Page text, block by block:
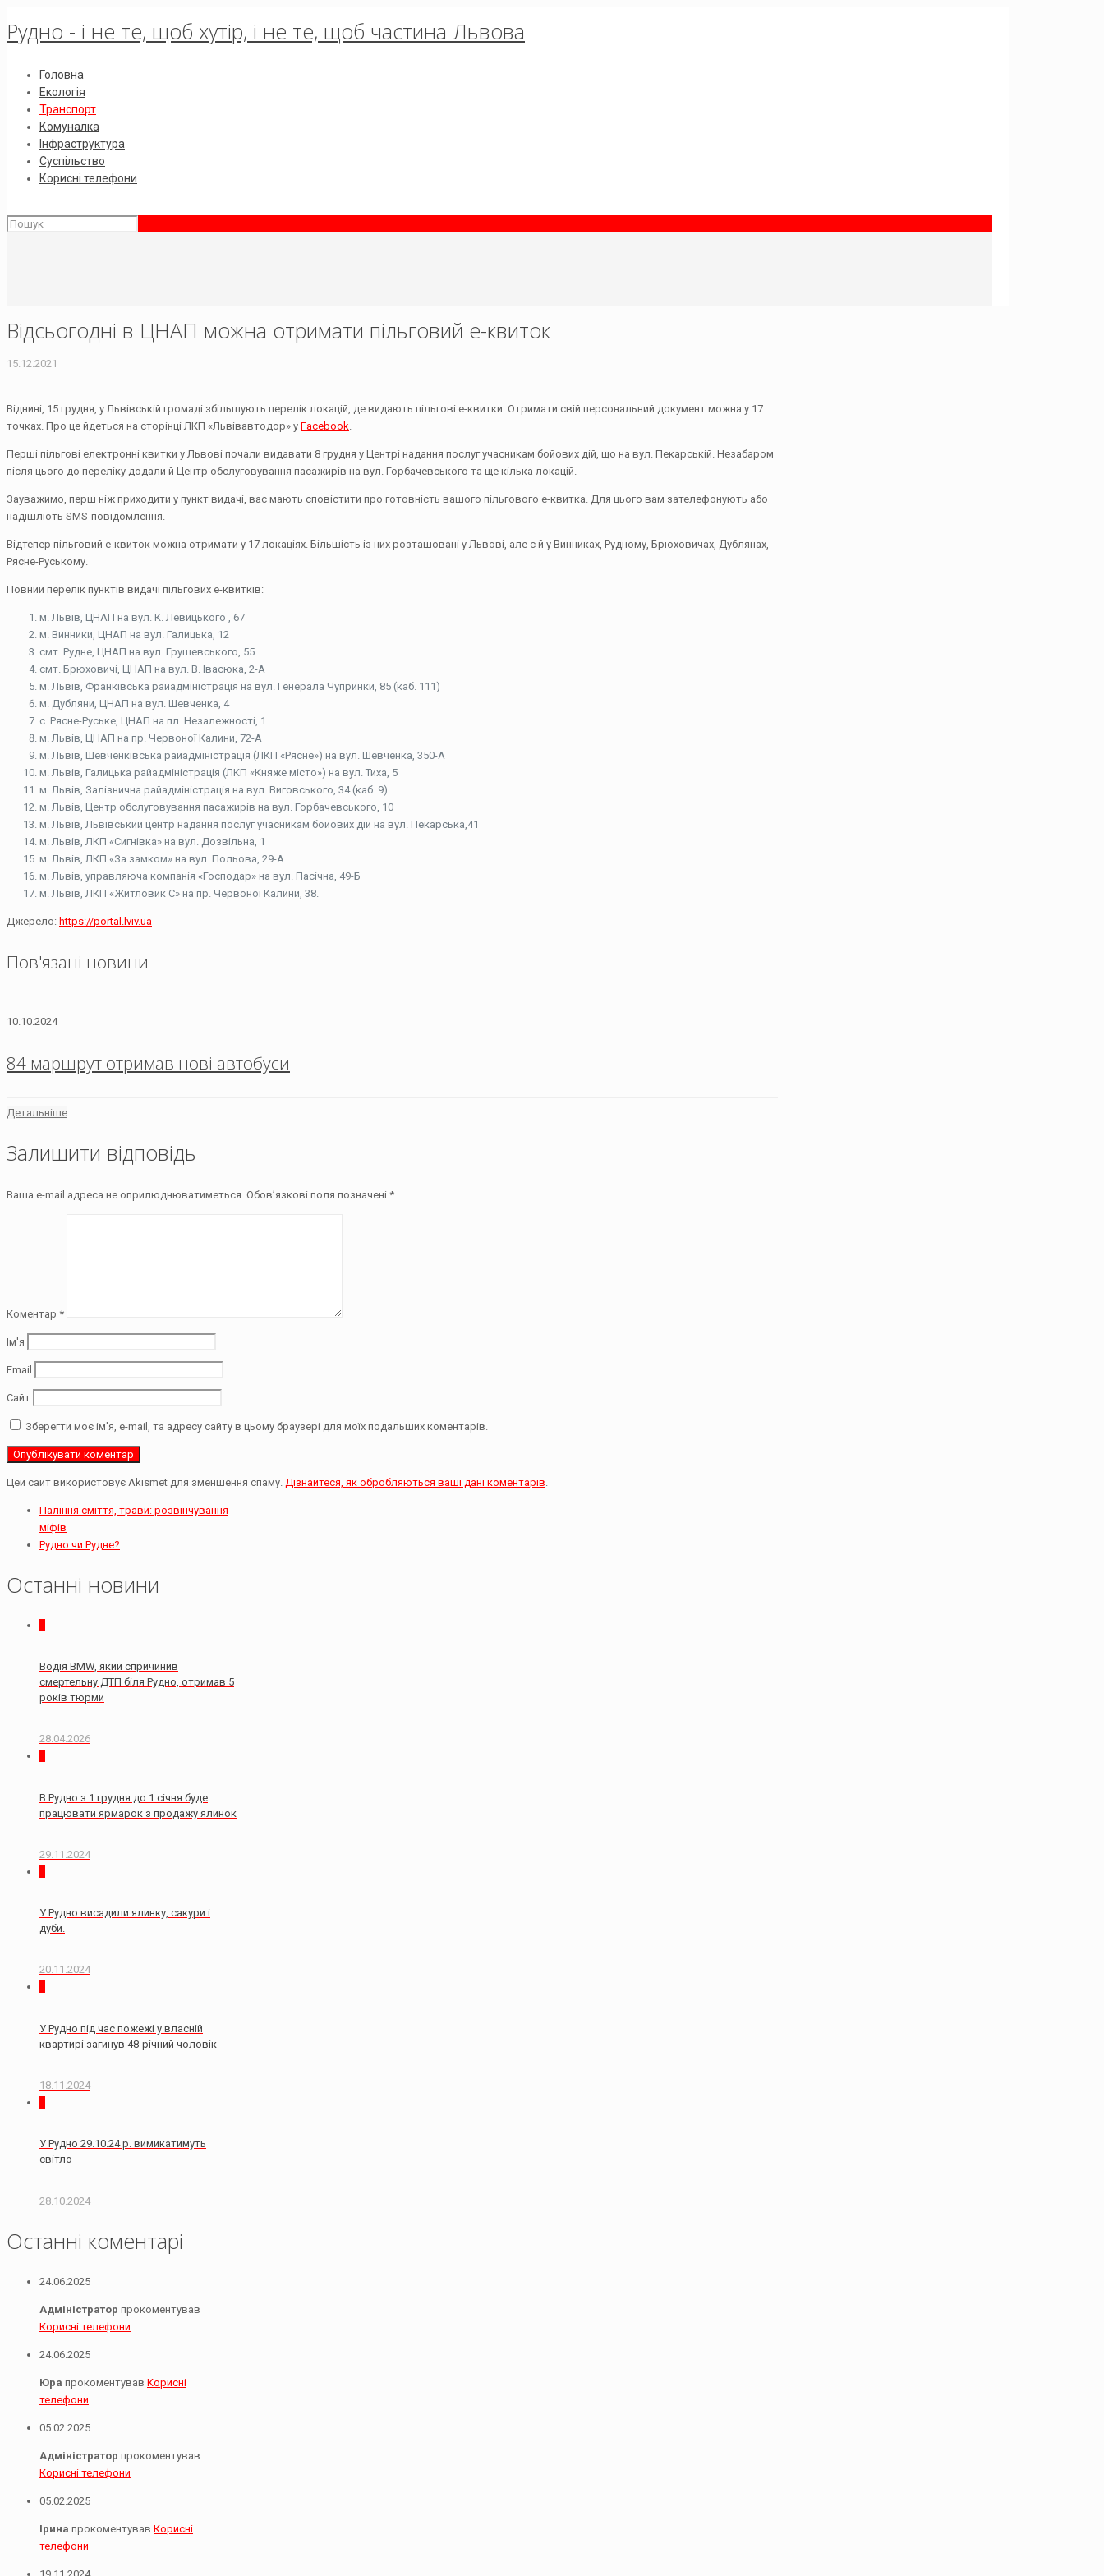
Рудно - і не те, щоб хутір, і не те, щоб частина Львова
Головна
Екологія
Транспорт
Комуналка
Інфраструктура
Суспільство
Корисні телефони
Відсьогодні в ЦНАП можна отримати пільговий е-квиток
15.12.2021
Віднині, 15 грудня, у Львівській громаді збільшують перелік локацій, де видають пільгові е-квитки. Отримати свій персональний документ можна у 17
точках. Про це йдеться на сторінці ЛКП «Львівавтодор» у Facebook
Перші пільгові електронні квитки у Львові почали видавати 8 грудня у Центрі надання послуг учасникам бойових дій, що на вул. Пекарській. Незабаром
після цього до переліку додали й Центр обслуговування пасажирів на вул. Горбачевського та ще кілька локацій.
Зауважимо, перш ніж приходити у пункт видачі, вас мають сповістити про готовність вашого пільгового е-квитка. Для цього вам зателефонують або
надішлють SMS-повідомлення.
Відтепер пільговий е-квиток можна отримати у 17 локаціях. Більшість із них розташовані у Львові, але є й у Винниках, Рудному, Брюховичах, Дублянах,
Рясне-Руському.
Повний перелік пунктів видачі пільгових е-квитків:
м. Львів, ЦНАП на вул. К. Левицького , 67
м. Винники, ЦНАП на вул. Галицька, 12
смт. Рудне, ЦНАП на вул. Грушевського, 55
смт. Брюховичі, ЦНАП на вул. В. Івасюка, 2-А
м. Львів, Франківська райадміністрація на вул. Генерала Чупринки, 85 (каб. 111)
м. Дубляни, ЦНАП на вул. Шевченка, 4
с. Рясне-Руське, ЦНАП на пл. Незалежності, 1
м. Львів, ЦНАП на пр. Червоної Калини, 72-А
м. Львів, Шевченківська райадміністрація (ЛКП «Рясне») на вул. Шевченка, 350-А
м. Львів, Галицька райадміністрація (ЛКП «Княже місто») на вул. Тиха, 5
м. Львів, Залізнична райадміністрація на вул. Виговського, 34 (каб. 9)
м. Львів, Центр обслуговування пасажирів на вул. Горбачевського, 10
м. Львів, Львівський центр надання послуг учасникам бойових дій на вул. Пекарська,41
м. Львів, ЛКП «Сигнівка» на вул. Дозвільна, 1
м. Львів, ЛКП «За замком» на вул. Польова, 29-А
м. Львів, управляюча компанія «Господар» на вул. Пасічна, 49-Б
м. Львів, ЛКП «Житловик С» на пр. Червоної Калини, 38.
Джерело: https://portal.lviv.ua
Пов'язані новини
10.10.2024
84 маршрут отримав нові автобуси
Детальніше
Залишити відповідь
Ваша e-mail адреса не оприлюднюватиметься. Обов’язкові поля позначені *
Коментар *
Ім'я
Email
Сайт
Зберегти моє ім'я, e-mail, та адресу сайту в цьому браузері для моїх подальших коментарів.
Цей сайт використовує Akismet для зменшення спаму. Дізнайтеся, як обробляються ваші дані коментарів
Паління сміття, трави: розвінчування
міфів
Рудно чи Рудне?
Останні новини
Водія BMW, який спричинив
смертельну ДТП біля Рудно, отримав 5
років тюрми
28.04.2026
В Рудно з 1 грудня до 1 січня буде
працювати ярмарок з продажу ялинок
29.11.2024
У Рудно висадили ялинку, сакури і
дуби.
20.11.2024
У Рудно під час пожежі у власній
квартирі загинув 48-річний чоловік
18.11.2024
У Рудно 29.10.24 р. вимикатимуть
світло
28.10.2024
Останні коментарі
24.06.2025
Адміністратор прокоментував
Корисні телефони
24.06.2025
Юра прокоментував Корисні
телефони
05.02.2025
Адміністратор прокоментував
Корисні телефони
05.02.2025
Ірина прокоментував Корисні
телефони
19.11.2024